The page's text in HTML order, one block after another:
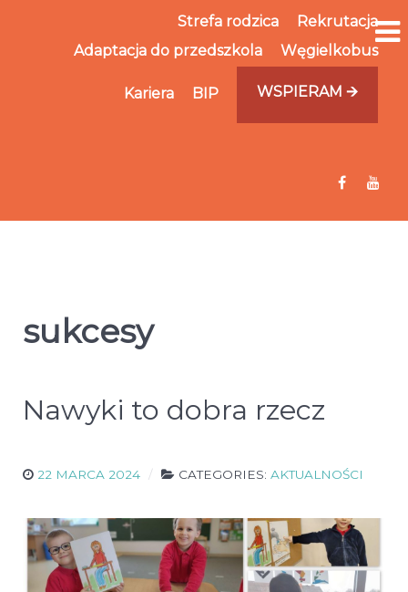
Strefa rodzica
Rekrutacja
Adaptacja do przedszkola
Węgielkobus
Kariera BIP WSPIERAM 🡪
sukcesy
Nawyki to dobra rzecz
22 MARCA 2024 CATEGORIES: AKTUALNOŚCI